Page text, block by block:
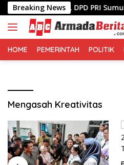
Langsung
ke
konten
Breaking News
Meriah, DPD PRI Sumut
HOME PEMERINTAH POLITIK
Mengasah Kreativitas